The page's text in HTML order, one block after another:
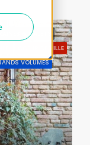
& GALETS
COEUR DE VILLE
VOLUMES